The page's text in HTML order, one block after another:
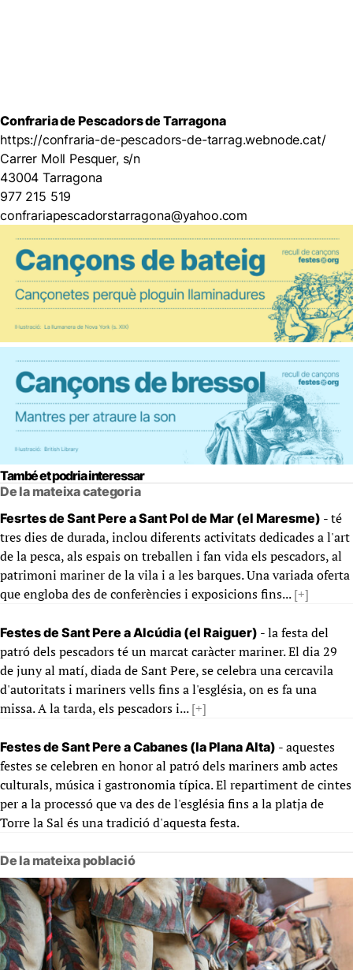
Confraria de Pescadors de Tarragona
https://confraria-de-pescadors-de-tarrag.webnode.cat/
Carrer Moll Pesquer, s/n
43004 Tarragona
977 215 519
confrariapescadorstarragona@yahoo.com
També et podria interessar
De la mateixa categoria
Fesrtes de Sant Pere a Sant Pol de Mar (el Maresme) - té
tres dies de durada, inclou diferents activitats dedicades a l'art
de la pesca, als espais on treballen i fan vida els pescadors, al
patrimoni mariner de la vila i a les barques. Una variada oferta
que engloba des de conferències i exposicions fins...[+]
Festes de Sant Pere a Alcúdia (el Raiguer) - la festa del
patró dels pescadors té un marcat caràcter mariner. El dia 29
de juny al matí, diada de Sant Pere, se celebra una cercavila
d'autoritats i mariners vells fins a l'església, on es fa una
missa. A la tarda, els pescadors i...[+]
Festes de Sant Pere a Cabanes (la Plana Alta) - aquestes
festes se celebren en honor al patró dels mariners amb actes
culturals, música i gastronomia típica. El repartiment de cintes
per a la processó que va des de l'església fins a la platja de
Torre la Sal és una tradició d'aquesta festa.
De la mateixa població